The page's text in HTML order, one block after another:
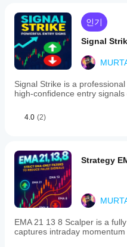
보
요?
다
른
사
람
먼
주
세
요!
있습
니
다.
있습니
다.
테
스
트
할
수
있
나
요?
다양
기간
에
지표
를
적용
다양
한
지
개
변
수
를
조
정
해
인기
Signal
Signal Strike is a
high‑confidence entry
4.0 (2)
Strategy
EMA 21 13 8 Scalper is a
captures intraday